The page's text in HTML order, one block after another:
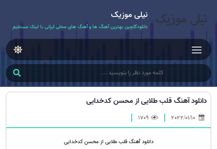
نیلی موزیک
دانلودگلچین بهترین آهنگ ها و آهنگ های محلی ایرانی با لینک مستقیم
دانلود آهنگ قلب طلایی از محسن کدخدایی
1709
دانلود آهنگ قلب طلایی از محسن کدخدایی